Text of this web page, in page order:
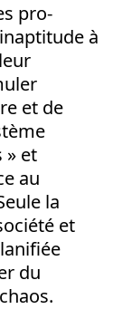
pro-
à
et de
» et
au
la
et
du